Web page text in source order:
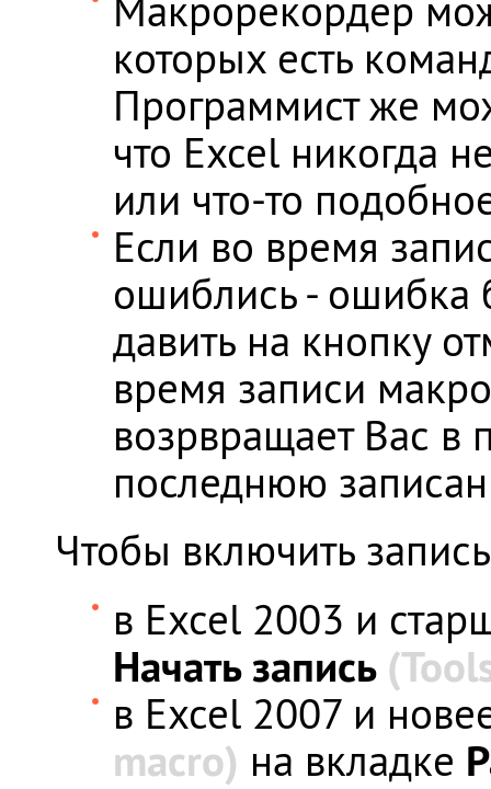
которых есть
Программист же
что Excel никогда
или что-то
Если во время
ошиблись - ошибка
давить на кнопку
время записи
возрвращает Вас в
последнюю
Чтобы включить
в Excel 2003 и
Начать запись
в Excel 2007 и
macro) на вкладке